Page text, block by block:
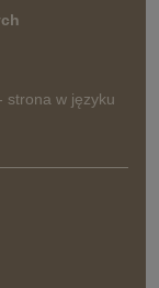
- strona w języku